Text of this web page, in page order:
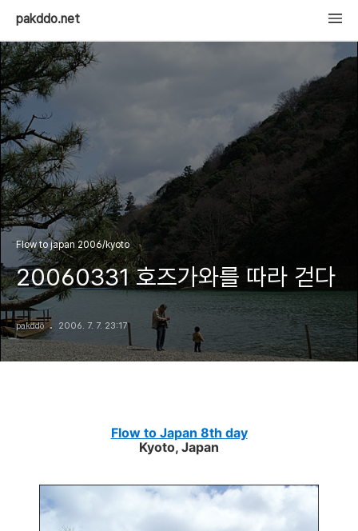
pakddo.net
Flow to japan 2006/kyoto
20060331 호즈가와를 따라 걷다
pakddo 2006. 7. 7. 23:17
Flow to Japan 8th day
Kyoto, Japan